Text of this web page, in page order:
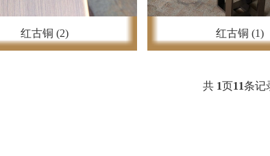
红古铜 (2) 红古铜 (1)
共 1页11条记